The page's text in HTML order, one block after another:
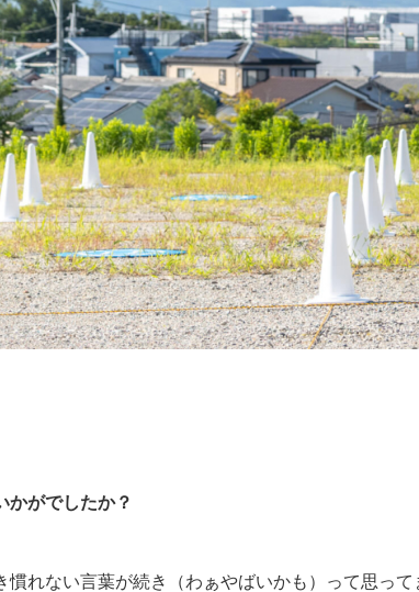
かがでしたか？
慣れない言葉が続き（わぁやばいかも）って思って